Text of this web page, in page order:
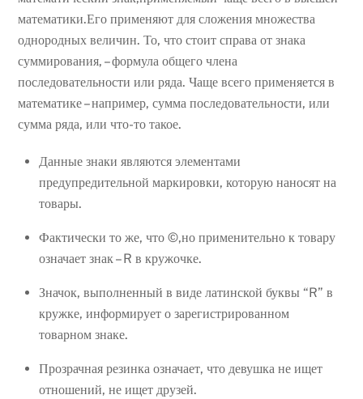
математики.Его применяют для сложения множества
однородных величин. То, что стоит справа от знака
суммирования, – формула общего члена
последовательности или ряда. Чаще всего применяется в
математике – например, сумма последовательности, или
сумма ряда, или что-то такое.
Данные знаки являются элементами
предупредительной маркировки, которую наносят на
товары.
Фактически то же, что ©,но применительно к товару
означает знак – R в кружочке.
Значок, выполненный в виде латинской буквы “R” в
кружке, информирует о зарегистрированном
товарном знаке.
Прозрачная резинка означает, что девушка не ищет
отношений, не ищет друзей.